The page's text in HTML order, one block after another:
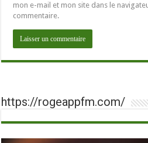
mon e-mail et mon site dans le
commentaire.
https://rogeappfm.com/